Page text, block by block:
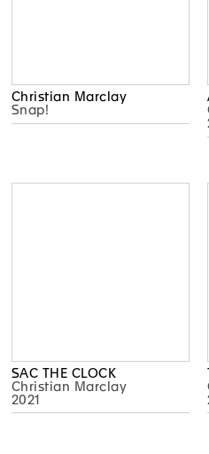
Christian Marclay
Snap!
SAC THE CLOCK
Christian Marclay
2021